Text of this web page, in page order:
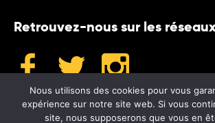
Retrouvez-nous sur les
Nous utilisons des cookies pour vous
expérience sur notre site web. Si vous
site, nous supposerons que vous en